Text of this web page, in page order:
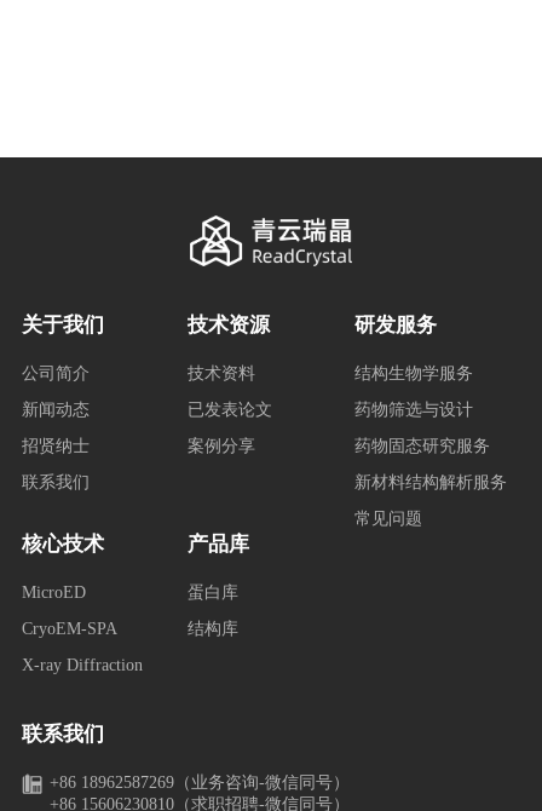
研发服务
结构生物学服务
药物筛选与设计
药物固态研究服务
新材料结构解析服务
常见问题
产品库
蛋白库
结构库
核心技术
MicroED
CryoEM-SPA
X-ray Diffraction
技术资源
技术资料
已发表论文
案例分享
关于我们
公司简介
新闻动态
招贤纳士
联系我们
联系我们
+86 18962587269（业务咨询-微信同号）
+86 15606230810（求职招聘-微信同号）